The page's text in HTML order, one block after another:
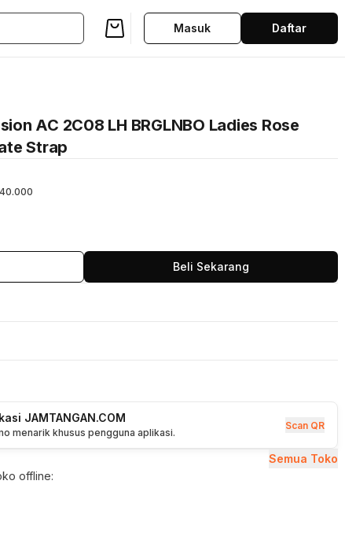
Masuk Daftar
AC 2C08 LH BRGLNBO Ladies Rose
Strap
Beli Sekarang
JAMTANGAN.COM
menarik khusus pengguna aplikasi.
Scan QR
Semua Toko
offline: